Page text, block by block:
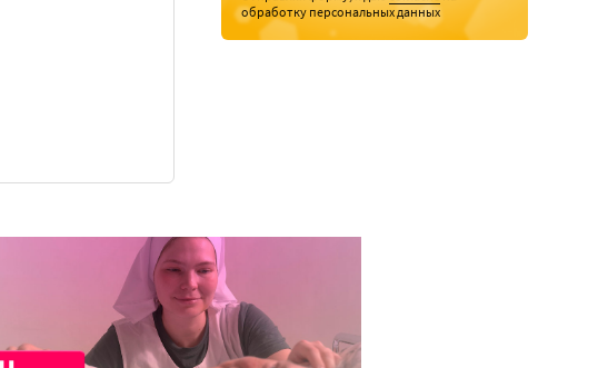
обработку персональных данных